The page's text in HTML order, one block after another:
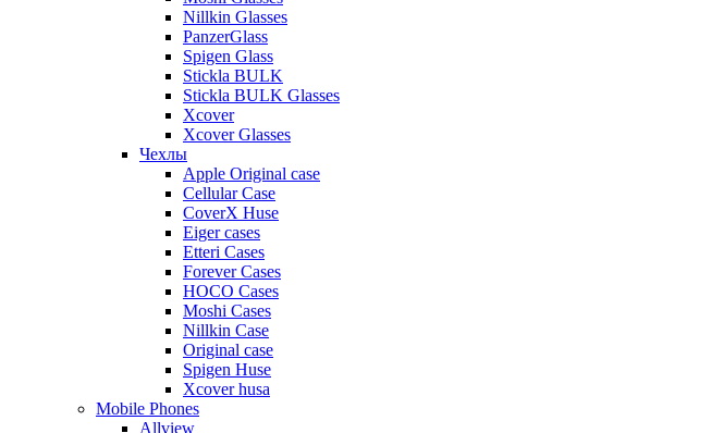
Nillkin Glasses
PanzerGlass
Spigen Glass
Stickla BULK
Stickla BULK Glasses
Xcover
Xcover Glasses
Чехлы
Apple Original case
Cellular Case
CoverX Huse
Eiger cases
Etteri Cases
Forever Cases
HOCO Cases
Moshi Cases
Nillkin Case
Original case
Spigen Huse
Xcover husa
Mobile Phones
Allview